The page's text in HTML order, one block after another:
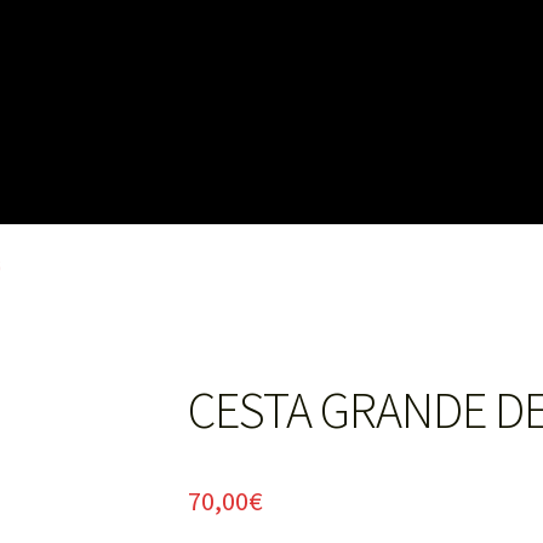
CESTA GRANDE
70,00€